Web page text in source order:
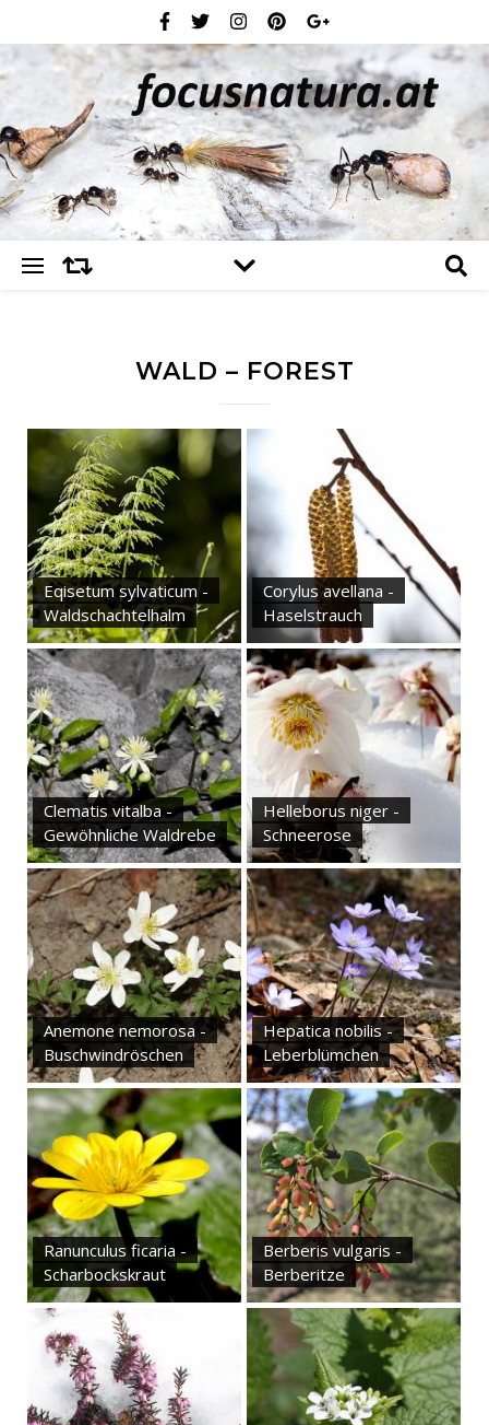
WALD – FOREST
Eqisetum sylvaticum -
Waldschachtelhalm
Corylus avellana -
Haselstrauch
Clematis vitalba -
Gewöhnliche Waldrebe
Helleborus niger -
Schneerose
Anemone nemorosa -
Buschwindröschen
Hepatica nobilis -
Leberblümchen
Ranunculus ficaria -
Scharbockskraut
Berberis vulgaris -
Berberitze